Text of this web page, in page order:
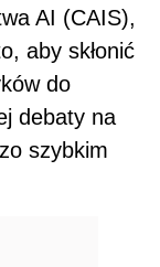
AI (CAIS),
aby skłonić
do
debaty na
szybkim